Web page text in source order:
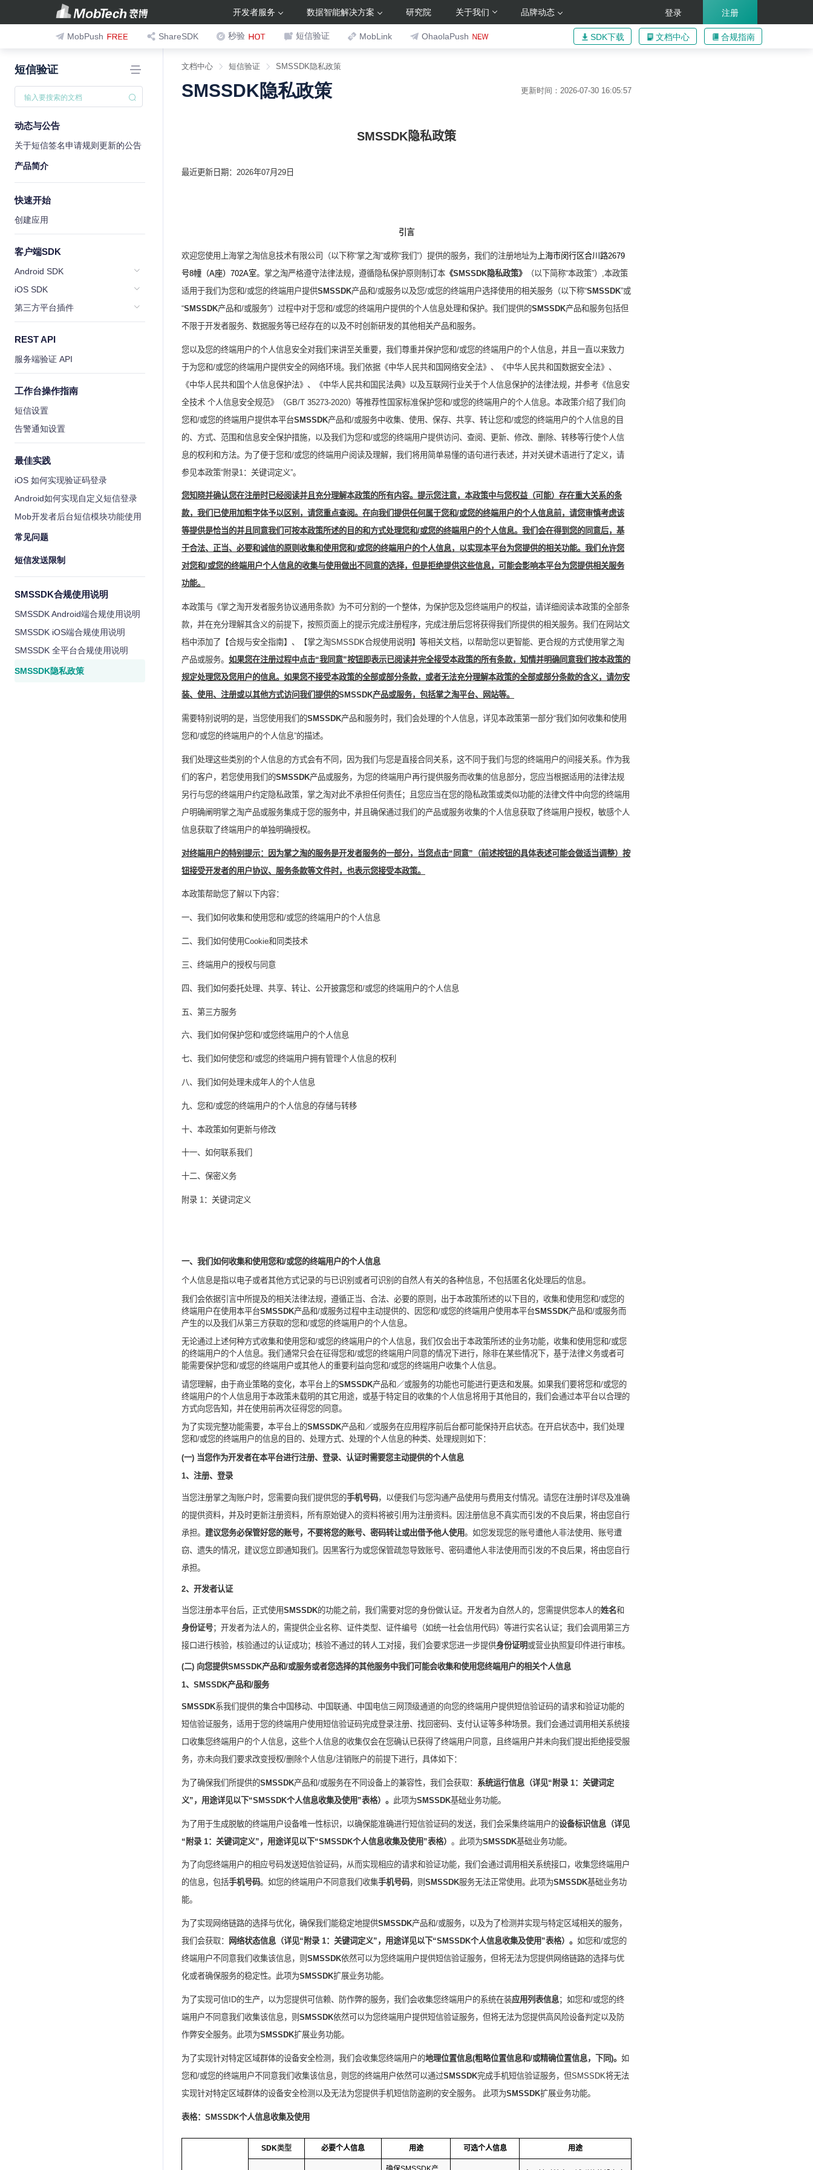
开发者服务 数据智能解决方案 研究院 关于我们 品牌动态 登录 注册
MobPush ShareSDK 秒验 短信验证 MobLink OhaolaPush SDK下载 文档中心 合规指南
短信验证
动态与公告
关于短信签名申请规则更新的公告
产品简介
快速开始
创建应用
客户端SDK
Android SDK
iOS SDK
第三方平台插件
REST API
服务端验证 API
工作台操作指南
短信设置
告警通知设置
最佳实践
iOS 如何实现验证码登录
Android如何实现自定义短信登录
Mob开发者后台短信模块功能使用
常见问题
短信发送限制
SMSSDK合规使用说明
SMSSDK Android端合规使用说明
SMSSDK iOS端合规使用说明
SMSSDK 全平台合规使用说明
SMSSDK隐私政策
文档中心 短信验证 SMSSDK隐私政策
SMSSDK隐私政策 更新时间：2026-07-30 16:05:57
SMSSDK隐私政策
最近更新日期 ： 2026年07月 29 日
引言
欢迎您使用上海掌之淘信息技术有限公司（以下称“掌之淘”或称“我们”）提供的服务，我们的注册地址为 上海市闵行区合川路2679
号8幢（A座） 702A室。 掌之淘严格遵守法律法规，遵循隐私保护原则制订本 《SMSSDK隐私政策》 （以下简称“本政策”）
本政策
适用于我们为您和/或您的终端用户提供SMSSDK产品和/或服务以及您/或您的终端用户选择使用的相关服务（以下称“SMSSDK”或
“SMSSDK产品和/或服务”） 过程中对于您和/或您的终端用户提供的个人信息处理和保护。我们提供的SMSSDK产品和服务包括但
不限于开发者服务、数据服务等已经存在的以及不时创新研发的其他相关产品和服务。
您以及您的终端用户的个人信息安全对我们来讲至关重要，我们尊重并保护您和/或您的终端用户的个人信息，并且一直以来致力
于为您和/或您的终端用户提供安全的网络环境。我们依据《中华人民共和国网络安全法》、《中华人民共和国数据安全法》、
《中华人民共和国个人信息保护法》、《中华人民共和国民法典》以及互联网行业关于个人信息保护的法律法规，并参考《信息安
全技术 个人信息安全规范》（GB/T 35273-2020）等推荐性国家标准保护您和/或您的终端用户的个人信息。本政策介绍了我们向
您和/或您的终端用户提供本平台SMSSDK产品和/或服务中收集、使用、保存、共享、转让您和/或您的终端用户的个人信息的目
的、方式、范围和信息安全保护措施，以及我们为您和/或您的终端用户提供访问、 查阅、 更新、修改、删除、 转移等行使个人信
息的权利和方法。为了便于您和/或您的终端用户阅读及理解，我们将用简单易懂的语句进行表述，并对关键术语进行了定义，请
参见本政策“附录1 ：关键词定义”。
您知晓并确认您在注册时已经阅读并且充分理解本政策的所有内容。提示您注意，本政策中与您权益（可能）存在重大关系的条
款，我们已使用加粗字体予以区别，请您重点查阅。在向我们提供任何属于您和/或您的终端用户的个人信息前，请您审慎考虑该
等提供是恰当的并且同意我们可按本政策所述的目的和方式处理您和/或您的终端用户的个人信息。我们会在得到您的同意后，基
于合法、正当、必要和诚信的原则收集和使用您和/或您的终端用户的个人信息，以实现本平台为您提供的相关功能。我们允许您
对您和/或您的终端用户个人信息的收集与使用做出不同意的选择，但是拒绝提供这些信息，可能会影响本平台为您提供相关服务
功能。
本政策与《掌之淘开发者服务协议通用条款》为不可分割的一个整体，为保护您及您终端用户的权益，请详细阅读本政策的全部条
款，并在充分理解其含义的前提下，按照页面上的提示完成注册程序，完成注册后您将获得我们所提供的相关服务。我们在网站文
档中添加了【合规与安全指南】、【掌之淘SMSSDK合规使用说明】等相关文档，以帮助您以更智能、更合规的方式使用掌之淘
产品或服务。 如果您在注册过程中点击“我同意”按钮即表示已阅读并完全接受本政策的所有条款，知情并明确同意我们按本政策的
规定处理您及您用户的信息。如果您不接受本政策的全部或部分条款，或者无法充分理解本政策的全部或部分条款的含义，请勿安
装、使用、注册或以其他方式访问我们提供的SMSSDK产品或服务，包括掌之淘平台、网站等。
需要特别说明的是，当您使用我们的SMSSDK产品和服务时，我们会处理的个人信息，详见本政策第一部分“我们如何收集和使用
您和/或您的终端用户的个人信息”的描述。
我们处理这些类别的个人信息的方式会有不同，因为我们与您是直接合同关系，这不同于我们与您的终端用户的间接关系。作为我
们的客户，若您使用我们的SMSSDK产品或服务，为您的终端用户再行提供服务而收集的信息部分，您应当根据适用的法律法规
另行与您的终端用户约定隐私政策， 掌之淘对此不承担任何责任；且您应当在您的隐私政策或类似功能的法律文件中向您的终端用
户 明确阐明掌之淘产品或服务集成于您的服务中，并且确保通过我们的产品或服务收集的个人信息获取了终端用户授权，敏感个人
信息获取了终端用户的单独明确授权。
对终端用户的特别提示：因为掌之淘的服务是开发者服务的一部分，当您点击“同意”（前述按钮的具体表述可能会做适当调整）按
钮接受开发者的用户协议、服务条款等文件时，也表示您接受本政策。
本政策帮助您了解以下内容：
一、我们如何收集和使用您和/或您的终端用户的个人信息
二、我们如何使用Cookie和同类技术
三、终端用户的授权与同意
四、我们如何委托处理、共享、转让、公开披露您和/或您的终端用户的个人信息
五、第三方服务
六、我们如何保护您和/或您终端用户的个人信息
七、我们如何使您和/或您的终端用户拥有管理个人信息的权利
八、我们如何处理未成年人的个人信息
九、您和/或您的终端用户的个人信息的存储与转移
十、本政策如何更新与修改
十一、如何联系我们
十二、 保密义务
附录 1：关键词定义
一、我们如何收集和使用您和/或您的终端用户的个人信息
个人信息是指以电子或者其他方式记录的与已识别或者可识别的自然人有关的各种信息，不包括匿名化处理后的信息。
我们会依据引言中所提及的相关法律法规，遵循正当、合法、必要的原则，出于本政策所述的以下目的，收集和使用您和/或您的
终端用户在使用本平台SMSSDK产品和/或服务过程中主动提供的、因您和/或您的终端用户使用本平台SMSSDK产品和/或服务而
产生的以及我们从第三方获取的您和/或您的终端用户的个人信息。
无论通过上述何种方式收集和使用您和/或您的终端用户的个人信息，我们仅会出于本政策所述的业务功能，收集和使用您和/或您
的终端用户的个人信息。我们通常只会在征得您和/或您的终端用户 同意的情况下进行，除非在某些情况下，基于法律义务或者可
能需要保护您和/或您的终端用户或其他人的重要利益向您和/或您的终端用户收集个人信息。
请您理解，由于商业策略的变化，本平台上的SMSSDK产品和／或服务的功能也可能进行更迭和发展。如果我们要将您和/或您的
终端用户的个人信息用于本政策未载明的其它用途，或基于特定目的收集的个人信息将用于其他目的，我们会通过本平台以合理的
方式向您告知，并在使用前再次征得您的同意。
为了实现完整功能需要，本平台上的SMSSDK产品和／或服务在应用程序前后台都可能保持开启状态。在开启状态中，我们处理
您和/或您的终端用户的信息的目的、处理方式、处理的个人信息的种类、处理规则如下：
(一) 当您作为开发者在本平台进行注册、登录、认证时需要您主动提供的个人信息
1、 注册、登录
当您注册掌之淘账户时，您需要向我们提供您的手机号码，以便我们与您沟通产品使用与费用支付情况。请您在注册时详尽及准确
的提供资料，并及时更新注册资料，所有原始键入的资料将被引用为注册资料。因注册信息不真实而引发的不良后果，将由您自行
承担。 建议您务必保管好您的账号，不要将您的账号、密码转让或出借予他人使用。如您发现您的账号遭他人非法使用、账号遭
窃、遗失的情况，建议您立即通知我们。因黑客行为或您保管疏忽导致账号、密码遭他人非法使用而引发的不良后果，将由您自行
承担。
2、 开发者认证
当您注册本平台后，正式使用SMSSDK的功能之前，我们需要对您的身份做认证。开发者为自然人的，您需提供您本人的姓名和
身份证号；开发者为法人的，需提供企业名称、证件类型、证件编号（如统一社会信用代码）等进行实名认证；我们会调用第三方
接口进行核验，核验通过的认证成功；核验不通过的转人工对接，我们会要求您进一步提供身份证明或营业执照复印件进行审核。
(二) 向您提供SMSSDK产品和/或服务或者您选择的其他服务中我们 可能会收集和使用您终端用户的相关个人信息
1、 SMSSDK产品和/服务
SMSSDK系我们提供的集合中国移动、中国联通、中国电信三网顶级通道的向您的终端用户提供短信验证码的请求和验证功能的
短信验证服务，适用于您的终端用户使用短信验证码完成登录注册、找回密码、支付认证等多种场景。我们会通过调用相关系统接
口收集您终端用户的个人信息，这些个人信息的收集仅会在您确认已获得了终端用户同意，且终端用户并未向我们提出拒绝接受服
务，亦未向我们要求改变授权/删除个人信息/注销账户的前提下进行， 具体如下 ：
为了确保我们所提供的SMSSDK产品和/或服务在不同设备上的兼容性，我们会获取： 系统运行信息 （详见“ 附录 1：关键词定
义”，用途详见以下“SMSSDK个人信息收集及使用”表格）。 此项为SMSSDK基础业务功能。
为了用于生成脱敏的终端用户设备唯一性标识，以确保能准确进行短信验证码的发送， 我们会采集终端用户的设备标识信息（详见
“ 附录 1：关键词定义”，用途详见以下“SMSSDK个人信息收集及使用”表格） 。 此项为SMSSDK基础业务功能。
为了向您终端用户的相应号码发送短信验证码， 从而实现相应的请求和验证功能， 我们会通过调用相关系统接口，收集您终端用户
的信息，包括手机号码。如您的终端用户不同意我们收集手机号码，则 SMSSDK服务无法正常使用。此项为SMSSDK基础业务功
能。
为了实现网络链路的选择与优化，确保我们能稳定地提供SMSSDK产品和/或服务， 以及为了检测并实现与特定区域相关的服务，
我们会获取：
网络状态信息 （详见“ 附录 1：关键词定义”，用途详见以下“SMSSDK个人信息收集及使用”表格）。 如您和/或您的
终端用户不同意我们收集该信息，则 SMSSDK依然可以为您终端用户提供短信验证服务， 但将无法为您提供网络链路的选择与优
化或者确保服务的稳定性。 此项为SMSSDK扩展业务功能。
为了实现可信 ID的生产，以为您提供可信赖、防作弊的服务，我们会收集您终端用户的系统在装应用列表信息；如您和/或您的终
端用户不同意我们收集该信息，则 SMSSDK依然可以为您终端用户提供短信验证服务，但将无法为您提供高风险设备判定以及防
作弊安全服务。此项为SMSSDK扩展业务功能。
为了实现针对特定区域群体的设备安全检测，我们会收集您终端用户的地理位置信息(粗略位置信息和/或精确位置信息，下同)。 如
您和/或您的终端用户不同意我们收集该信息，则您的终端用户依然可以通过SMSSDK完成手机短信验证服务，但SMSSDK将无法
实现针对特定区域群体的设备安全检测以及无法为您提供手机短信防盗刷的安全服务。 此项为SMSSDK扩展业务功能。
表格： SMSSDK个人信息收集及使用
SDK类型 必要个人信息 用途 可选个人信息 用途